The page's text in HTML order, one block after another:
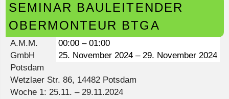
Bauleitender
Obermonteur
BTGA
SEMINAR BAULEITENDER
OBERMONTEUR BTGA
00:00 –01:00
25. November 2024 –29. November 2024
A.M.M.
GmbH
Potsdam
Wetzlaer Str. 86, 14482 Potsdam
Woche 1: 25.11. – 29.11.2024